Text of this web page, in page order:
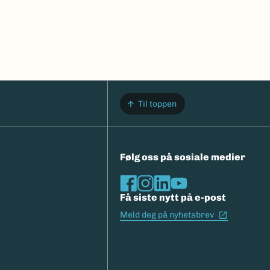
Til toppen
Følg oss på sosiale medier
Få siste nytt på e-post
Meld deg på nyhetsbrev